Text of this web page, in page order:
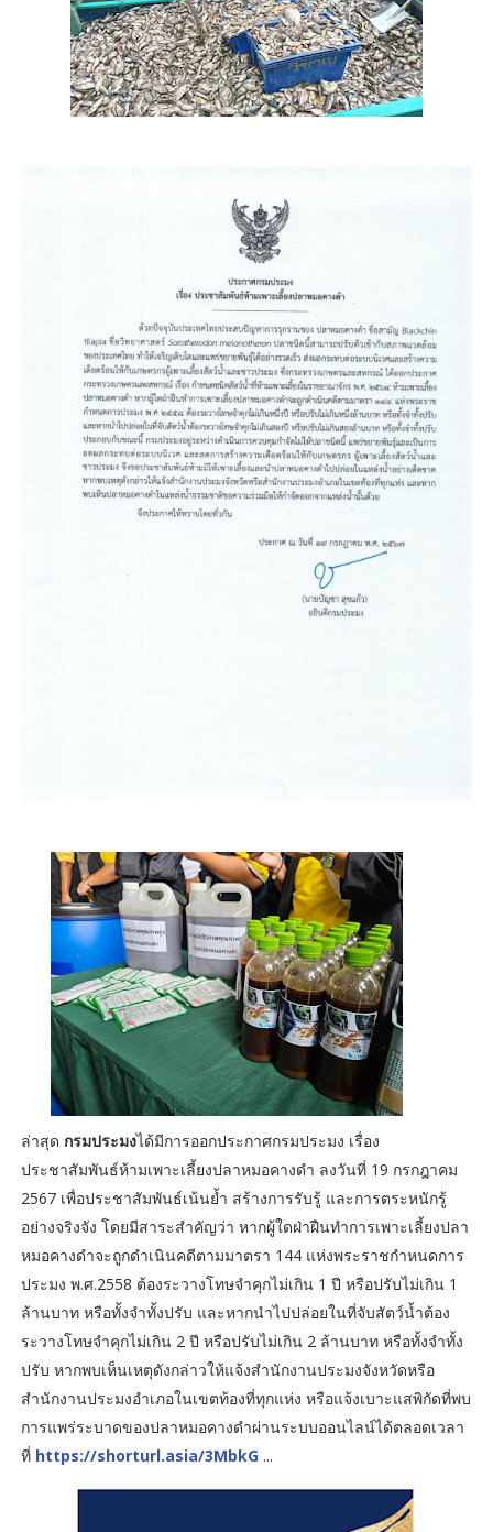
ล่าสุด กรมประมงได้มีการออกประกาศกรมประมง เรื่อง
ประชาสัมพันธ์ห้ามเพาะเลี้ยงปลาหมอคางดำ ลงวันที่ 19 กรกฎาคม
2567 เพื่อประชาสัมพันธ์เน้นย้ำ สร้างการรับรู้ และการตระหนักรู้
อย่างจริงจัง โดยมีสาระสำคัญว่า หากผู้ใดฝ่าฝืนทำการเพาะเลี้ยงปลา
หมอคางดำจะถูกดำเนินคดีตามมาตรา 144 แห่งพระราชกำหนดการ
ประมง พ.ศ.2558 ต้องระวางโทษจำคุกไม่เกิน 1 ปี หรือปรับไม่เกิน 1
ล้านบาท หรือทั้งจำทั้งปรับ และหากนำไปปล่อยในที่จับสัตว์น้ำต้อง
ระวางโทษจำคุกไม่เกิน 2 ปี หรือปรับไม่เกิน 2 ล้านบาท หรือทั้งจำทั้ง
ปรับ หากพบเห็นเหตุดังกล่าวให้แจ้งสำนักงานประมงจังหวัดหรือ
สำนักงานประมงอำเภอในเขตท้องที่ทุกแห่ง หรือแจ้งเบาะแสพิกัดที่พบ
การแพร่ระบาดของปลาหมอคางดำผ่านระบบออนไลน์ได้ตลอดเวลา
ที่ https://shorturl.asia/3MbkG...